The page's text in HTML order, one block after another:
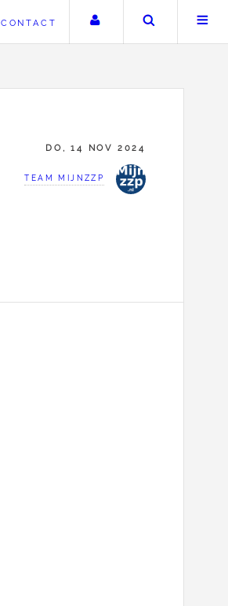
CONTACT Uw accountZoeken
DO, 14 NOV 2024
TEAM MIJNZZP